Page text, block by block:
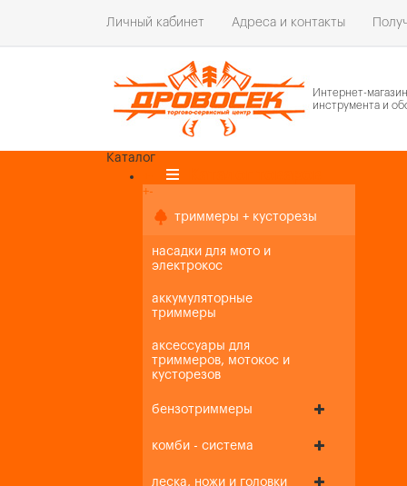
Личный кабинет Адреса и контакты
Интернет-магазин
инструмента и
Каталог
+-
триммеры + кусторезы
насадки для мото и
электрокос
аккумуляторные
триммеры
аксессуары для
триммеров, мотокос и
кусторезов
бензотриммеры
комби - система
леска, ножи и головки